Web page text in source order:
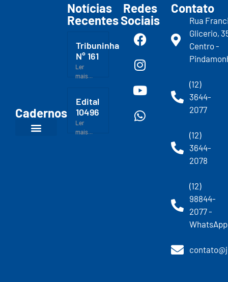
Cadernos
Notícias
Recentes
Tribuninha
N° 161
Ler
mais...
Edital
10496
Ler
mais...
Redes
Sociais
Contato
Rua
Glicerio,
Centro -
(12)
3644-
2077
(12)
3644-
2078
(12)
98844-
2077 -
WhatsApp